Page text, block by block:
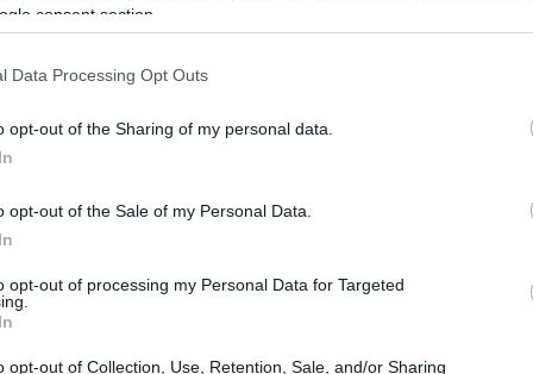
consent section.
Data Processing Opt Outs
opt-out of the Sharing of my personal data.
opt-out of the Sale of my Personal Data.
opt-out of processing my Personal Data for Targeted
opt-out of Collection, Use, Retention, Sale, and/or Sharing
οδού Λιβαδειάς - Αράχωβας,
39χρονος προκάλεσε πυρκαγιά
με τροχό, χωρίς να έχουν ληφθεί τα
Ο 39χρονος συνελήφθη στο
του επιβλήθηκε διοικητικό πρόστιμο